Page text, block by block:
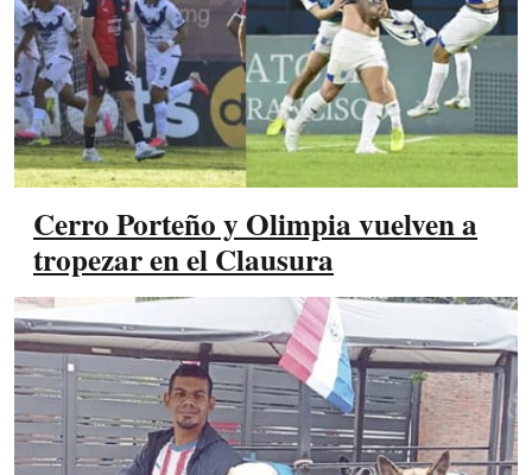
Cerro Porteño y Olimpia vuelven a
tropezar en el Clausura